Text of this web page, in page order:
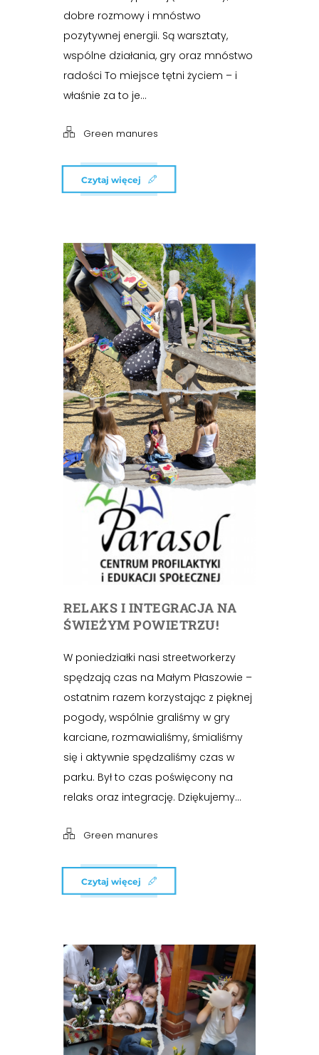
dobre rozmowy i mnóstwo
pozytywnej energii. Są warsztaty,
wspólne działania, gry oraz mnóstwo
radości To miejsce tętni życiem – i
właśnie za to je...
Green manures
Czytaj więcej
RELAKS I INTEGRACJA NA
ŚWIEŻYM POWIETRZU!
W poniedziałki nasi streetworkerzy
spędzają czas na Małym Płaszowie –
ostatnim razem korzystając z pięknej
pogody, wspólnie graliśmy w gry
karciane, rozmawialiśmy, śmialiśmy
się i aktywnie spędzaliśmy czas w
parku. Był to czas poświęcony na
relaks oraz integrację. Dziękujemy...
Green manures
Czytaj więcej